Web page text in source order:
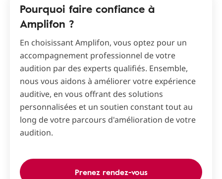
Pourquoi faire confiance à
Amplifon ?
En choisissant Amplifon, vous optez pour un
accompagnement professionnel de votre
audition par des experts qualifiés. Ensemble,
nous vous aidons à améliorer votre expérience
auditive, en vous offrant des solutions
personnalisées et un soutien constant tout au
long de votre parcours d'amélioration de votre
audition.
Prenez rendez-vous